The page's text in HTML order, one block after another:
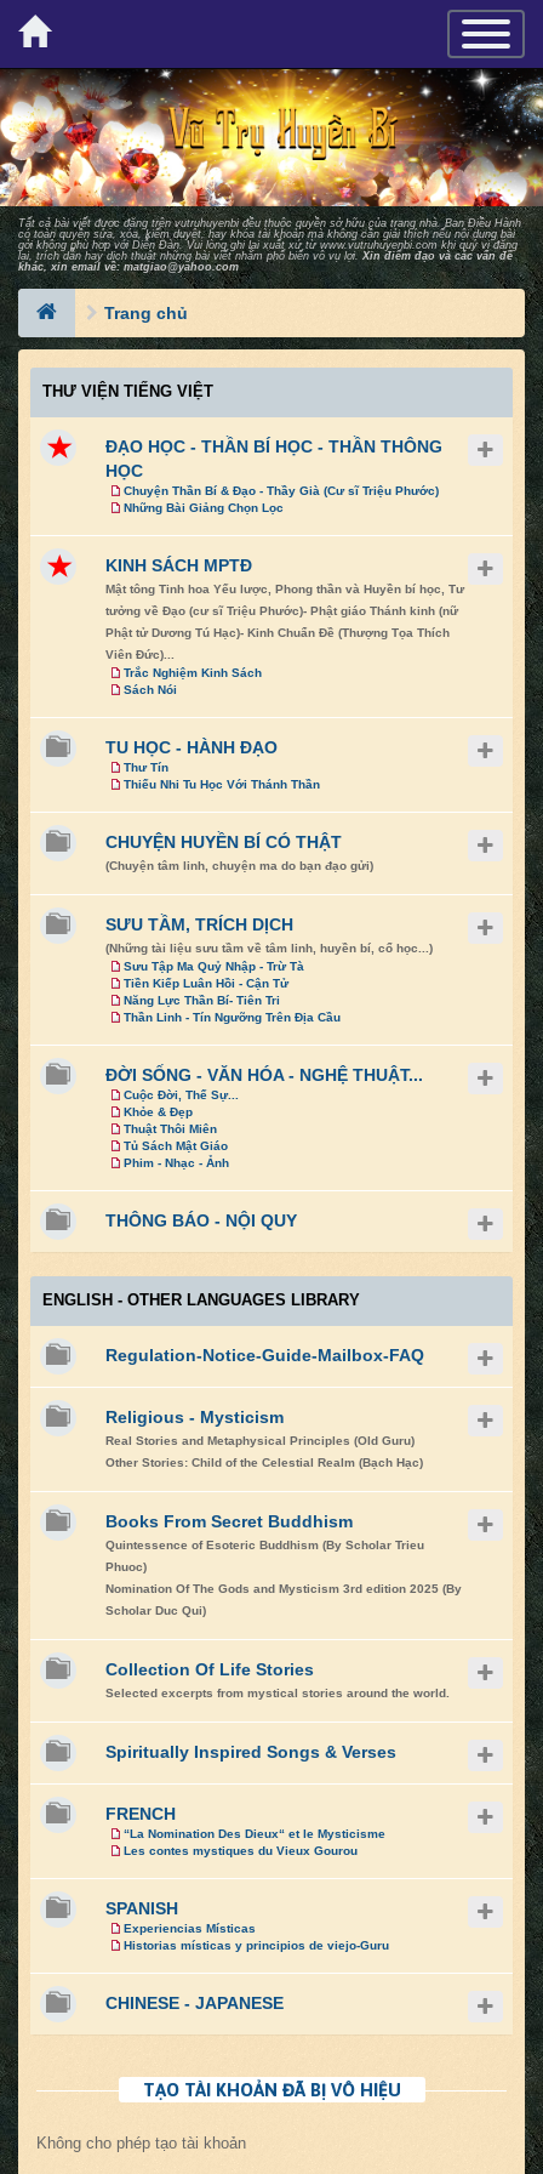
×
Tất cả bài viết được đăng trên vutruhuyenbi đều thuộc quyền sở hữu của trang nhà. Ban Ðiều Hành
có toàn quyền sửa, xóa, kiểm duyệt, hay khóa tài khoản mà không cần giải thích nếu nội dung bài
gởi không phù hợp với Diễn Ðàn. Vui lòng ghi lại xuất xứ từwww.vutruhuyenbi.comkhi quý vị đăng
lại, trích dẫn hay dịch thuật những bài viết nhằm phổ biến vô vụ lợi. Xin điểm đạo và các vấn đề
khác, xin email về: matgiao@yahoo.com
Trang chủ
THƯ VIỆN TIẾNG VIỆT
ĐẠO HỌC - THẦN BÍ HỌC - THẦN THÔNG
HỌC
Chuyện Thần Bí & Đạo - Thầy Già (Cư sĩ Triệu Phước)
Những Bài Giảng Chọn Lọc
KINH SÁCH MPTĐ
Mật tông Tinh hoa Yếu lược, Phong thần và Huyền bí học, Tư
tưởng về Đạo (cư sĩ Triệu Phước)- Phật giáo Thánh kinh (nữ
Phật tử Dương Tú Hạc)- Kinh Chuẩn Đề (Thượng Tọa Thích
Viên Đức)...
Trắc Nghiệm Kinh Sách
Sách Nói
TU HỌC - HÀNH ĐẠO
Thư Tín
Thiếu Nhi Tu Học Với Thánh Thần
CHUYỆN HUYỀN BÍ CÓ THẬT
(Chuyện tâm linh, chuyện ma do bạn đạo gửi)
SƯU TẦM, TRÍCH DỊCH
(Những tài liệu sưu tầm về tâm linh, huyền bí, cổ học...)
Sưu Tập Ma Quỷ Nhập - Trừ Tà
Tiền Kiếp Luân Hồi - Cận Tử
Năng Lực Thần Bí- Tiên Tri
Thần Linh - Tín Ngưỡng Trên Địa Cầu
ĐỜI SỐNG - VĂN HÓA - NGHỆ THUẬT...
Cuộc Đời, Thế Sự...
Khỏe & Đẹp
Thuật Thôi Miên
Tủ Sách Mật Giáo
Phim - Nhạc - Ảnh
THÔNG BÁO - NỘI QUY
ENGLISH - OTHER LANGUAGES LIBRARY
Regulation-Notice-Guide-Mailbox-FAQ
Religious - Mysticism
Real Stories and Metaphysical Principles (Old Guru)
Other Stories: Child of the Celestial Realm (Bạch Hạc)
Books From Secret Buddhism
Quintessence of Esoteric Buddhism (By Scholar Trieu
Phuoc)
Nomination Of The Gods and Mysticism 3rd edition 2025 (By
Scholar Duc Qui)
Collection Of Life Stories
Selected excerpts from mystical stories around the world.
Spiritually Inspired Songs & Verses
FRENCH
“La Nomination Des Dieux“ et le Mysticisme
Les contes mystiques du Vieux Gourou
SPANISH
Experiencias Místicas
Historias místicas y principios de viejo-Guru
CHINESE - JAPANESE
TẠO TÀI KHOẢN ĐÃ BỊ VÔ HIỆU
Không cho phép tạo tài khoản